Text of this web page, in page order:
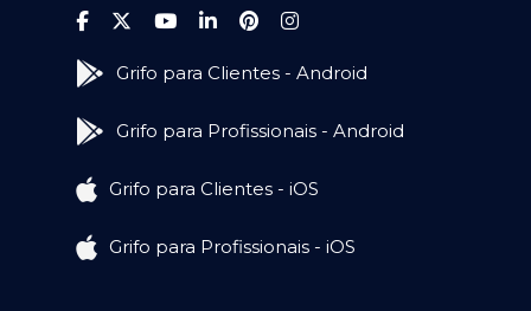
Grifo para Clientes - Android
Grifo para Profissionais - Android
Grifo para Clientes - iOS
Grifo para Profissionais - iOS